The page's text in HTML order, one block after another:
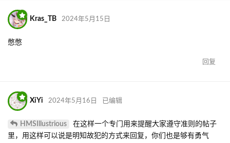
Kras_TB 2024年5月15日
憋憋
回复
XiYi 2024年5月16日 已编辑
HMSIllustrious
在这样一个专门用来提醒大家遵守准则的帖子
里，用这样可以说是明知故犯的方式来回复，你们也是够有勇气